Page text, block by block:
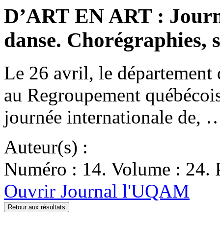
D’ART EN ART :
danse. Chorégraphies,
Le 26 avril, le département
au Regroupement
journée internationale de,
Auteur(s) :
Numéro : 14. Volume : 24.
Ouvrir Journal l'UQAM
Retour aux résultats